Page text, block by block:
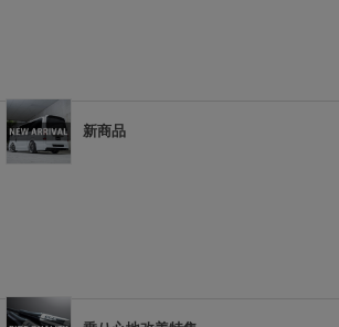
新商品